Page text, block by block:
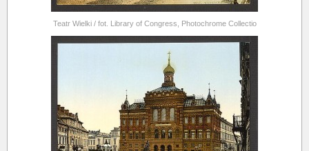
Teatr Wielki / fot. Library of Congress, Photochrome Collectio